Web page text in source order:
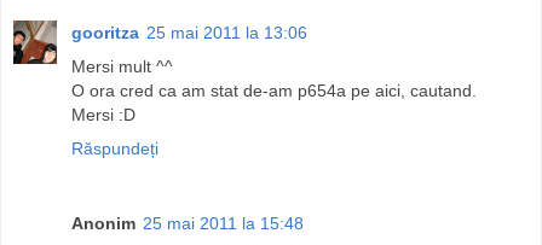
gooritza 25 mai 2011 la 13:06
Mersi mult ^^
O ora cred ca am stat de-am p654a pe aici, cautand.
Mersi :D
Răspundeți
Anonim 25 mai 2011 la 15:48